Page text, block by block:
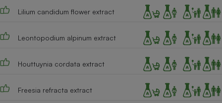
Lilium candidum flower extract
Leontopodium alpinum extract
Houttuynia cordata extract
Freesia refracta extract